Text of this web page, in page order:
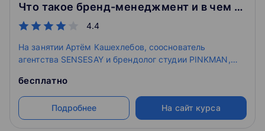
Что такое бренд-менеджмент и в чем заключается работа бренд-маркетолога
4.4
На занятии Артём Кашехлебов, сооснователь
агентства SENSESAY и брендолог студии PINKMAN,
менеджеры, сколько им платят и как можно
развиваться в этой профессии. Вы узнаете, какую
роль в развитии бизнеса играет бренд-стратегия, и
разберёте примеры хорошего и плохого бренд-
бесплатно
Подробнее На сайт курса